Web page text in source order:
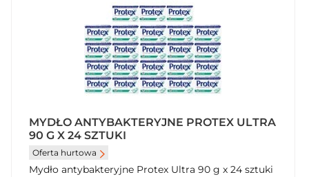
MYDŁO ANTYBAKTERYJNE PROTEX ULTRA
90 G X 24 SZTUKI
Oferta hurtowa
Mydło antybakteryjne Protex Ultra 90 g x 24 sztuki